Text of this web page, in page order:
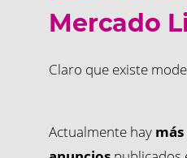
Mercado
Claro que existe
Actualmente hay